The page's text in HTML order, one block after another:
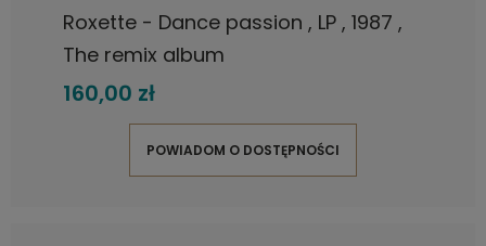
Roxette - Dance passion , LP , 1987 ,
The remix album
160,00 zł
POWIADOM O DOSTĘPNOŚCI